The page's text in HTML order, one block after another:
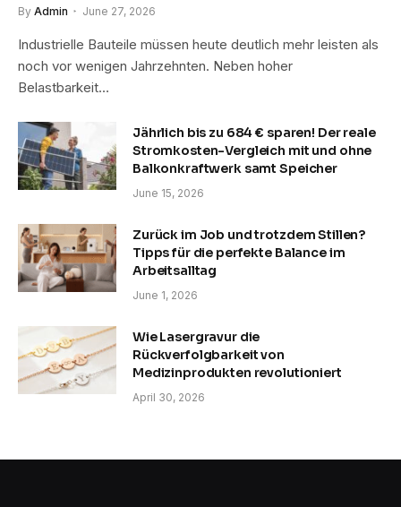
By Admin June 27, 2026
Industrielle Bauteile müssen heute deutlich mehr leisten als
noch vor wenigen Jahrzehnten. Neben hoher
Belastbarkeit…
Jährlich bis zu 684 € sparen! Der reale
Stromkosten-Vergleich mit und ohne
Balkonkraftwerk samt Speicher
June 15, 2026
Zurück im Job und trotzdem Stillen?
Tipps für die perfekte Balance im
Arbeitsalltag
June 1, 2026
Wie Lasergravur die
Rückverfolgbarkeit von
Medizinprodukten revolutioniert
April 30, 2026